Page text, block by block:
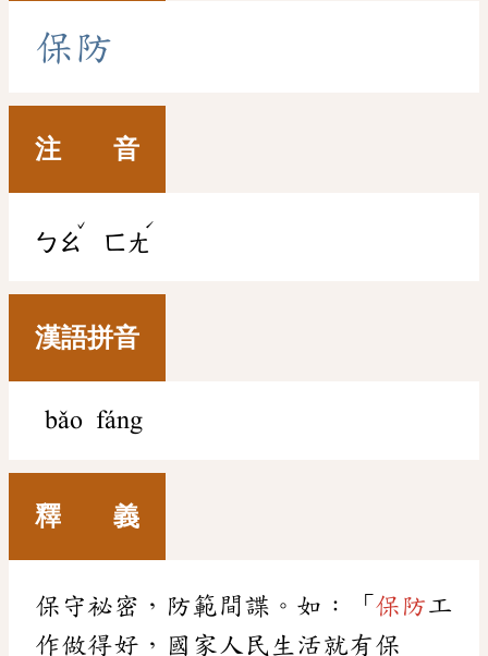
保防
注 音
ㄅㄠ
ˇ
ㄈㄤ
ˊ
漢語拼音
bǎo fáng
釋 義
保守祕密，防範間諜。如：「 保防工
作做得好，國家人民生活就有保